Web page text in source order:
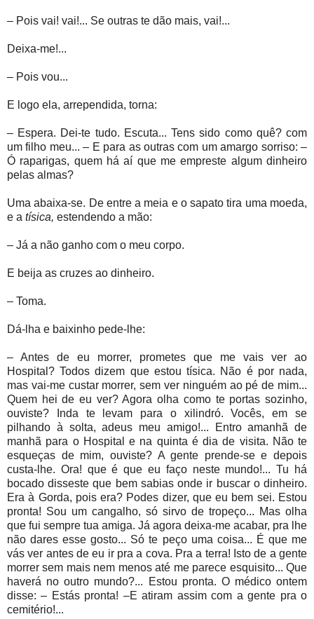
– Pois vai! vai!... Se outras te dão mais, vai!...
Deixa-me!...
– Pois vou...
E logo ela, arrependida, torna:
– Espera. Dei-te tudo. Escuta... Tens sido como quê? com
um filho meu... – E para as outras com um amargo sorriso: –
Ó raparigas, quem há aí que me empreste algum dinheiro
pelas almas?
Uma abaixa-se. De entre a meia e o sapato tira uma moeda,
e a tísica, estendendo a mão:
– Já a não ganho com o meu corpo.
E beija as cruzes ao dinheiro.
– Toma.
Dá-lha e baixinho pede-lhe:
– Antes de eu morrer, prometes que me vais ver ao
Hospital? Todos dizem que estou tísica. Não é por nada,
mas vai-me custar morrer, sem ver ninguém ao pé de mim...
Quem hei de eu ver? Agora olha como te portas sozinho,
ouviste? Inda te levam para o xilindró. Vocês, em se
pilhando à solta, adeus meu amigo!... Entro amanhã de
manhã para o Hospital e na quinta é dia de visita. Não te
esqueças de mim, ouviste? A gente prende-se e depois
custa-lhe. Ora! que é que eu faço neste mundo!... Tu há
bocado disseste que bem sabias onde ir buscar o dinheiro.
Era à Gorda, pois era? Podes dizer, que eu bem sei. Estou
pronta! Sou um cangalho, só sirvo de tropeço... Mas olha
que fui sempre tua amiga. Já agora deixa-me acabar, pra lhe
não dares esse gosto... Só te peço uma coisa... É que me
vás ver antes de eu ir pra a cova. Pra a terra! Isto de a gente
morrer sem mais nem menos até me parece esquisito... Que
haverá no outro mundo?... Estou pronta. O médico ontem
disse: – Estás pronta! –E atiram assim com a gente pra o
cemitério!...